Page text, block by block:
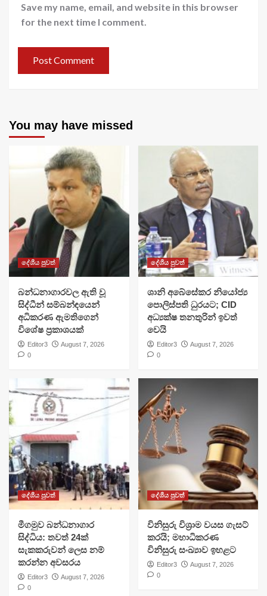
Save my name, email, and website in this browser
for the next time I comment.
You may have missed
දේශීය පුවත්
බන්ධනාගාරවල ඇති වූ
සිද්ධීන් සම්බන්ඳයෙන්
අධිකරණ ඇමතිගෙන්
විශේෂ ප්‍රකාශයක්
Editor3
August 7, 2026
0
දේශීය පුවත්
ශානි අබේසේකර නියෝජ්‍ය
පොලිස්පති ධුරයට; CID
අධ්‍යක්ෂ තනතුරින් ඉවත්
වෙයි
Editor3
August 7, 2026
0
දේශීය පුවත්
මීගමුව බන්ධනාගාර
සිද්ධිය: තවත් 24ක්
සැකකරුවන් ලෙස නම්
කරන්න අවසරය
Editor3
August 7, 2026
0
දේශීය පුවත්
විනිසුරු විශ්‍රාම වයස ගැසට්
කරයි; මහාධිකරණ
විනිසුරු සංඛ්‍යාව ඉහළට
Editor3
August 7, 2026
0